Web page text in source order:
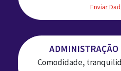
Enviar
Comodidade,